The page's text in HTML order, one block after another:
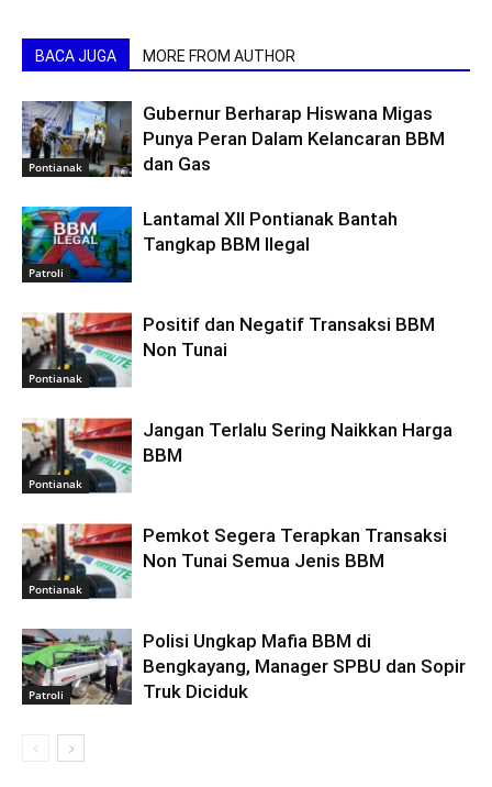
BACA JUGA MORE FROM AUTHOR
Pontianak
Gubernur Berharap Hiswana Migas
Punya Peran Dalam Kelancaran BBM
dan Gas
Patroli
Lantamal XII Pontianak Bantah
Tangkap BBM Ilegal
Pontianak
Positif dan Negatif Transaksi BBM
Non Tunai
Pontianak
Jangan Terlalu Sering Naikkan Harga
BBM
Pontianak
Pemkot Segera Terapkan Transaksi
Non Tunai Semua Jenis BBM
Patroli
Polisi Ungkap Mafia BBM di
Bengkayang, Manager SPBU dan Sopir
Truk Diciduk